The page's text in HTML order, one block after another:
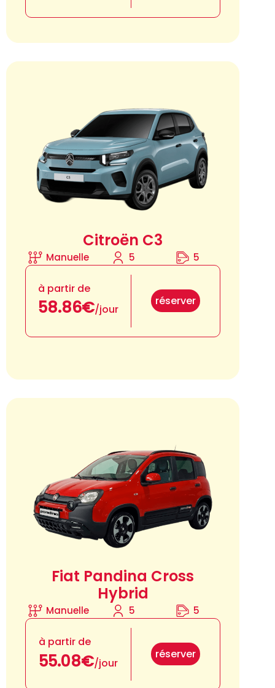
Citroën C3
Manuelle 5 5
à partir de
58.86€/jour
réserver
Fiat Pandina Cross
Hybrid
Manuelle 5 5
à partir de
55.08€/jour
réserver